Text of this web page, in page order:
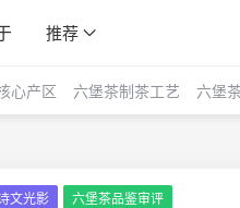
推荐
心产区 六堡茶制茶工艺 六堡
文光影 六堡茶品鉴审评